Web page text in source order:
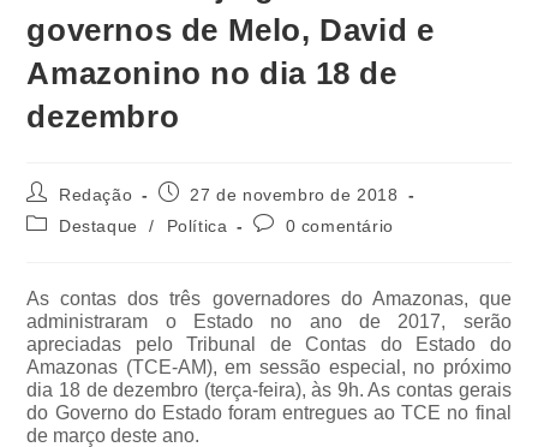
governos de Melo, David e
Amazonino no dia 18 de
dezembro
Redação
27 de novembro de 2018
Destaque
/ Política 0 comentário
As contas dos três governadores do Amazonas, que
administraram o Estado no ano de 2017, serão
apreciadas pelo Tribunal de Contas do Estado do
Amazonas (TCE-AM), em sessão especial, no próximo
dia 18 de dezembro (terça-feira), às 9h. As contas gerais
do Governo do Estado foram entregues ao TCE no final
de março deste ano.